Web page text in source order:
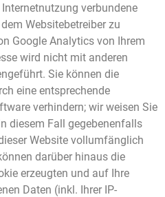
verbundene
Websitebetreiber zu
Google Analytics von Ihrem
wird nicht mit anderen
Sie können die
eine entsprechende
verhindern; wir weisen Sie
diesem Fall gegebenenfalls
Website vollumfänglich
darüber hinaus die
erzeugten und auf Ihre
Daten (inkl. Ihrer IP-